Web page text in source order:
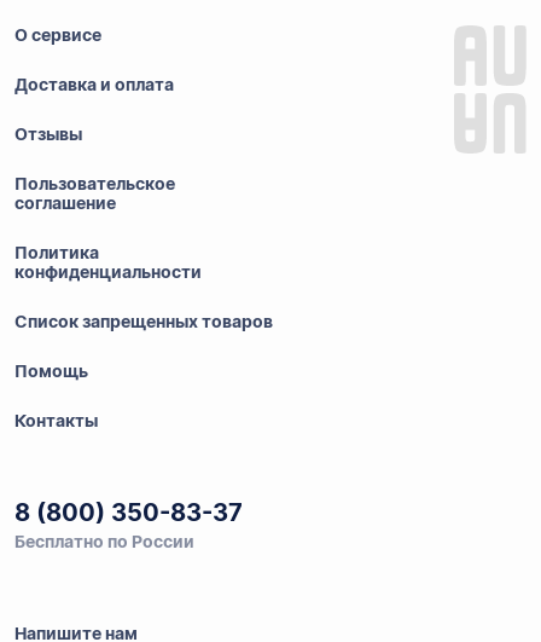
О сервисе
Доставка и оплата
Отзывы
Пользовательское
соглашение
Политика
конфиденциальности
Список запрещенных товаров
Помощь
Контакты
8 (800) 350-83-37
Бесплатно по России
Напишите нам